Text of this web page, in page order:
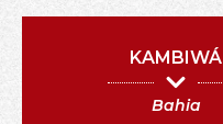
KAMBIWÁ
Bahia